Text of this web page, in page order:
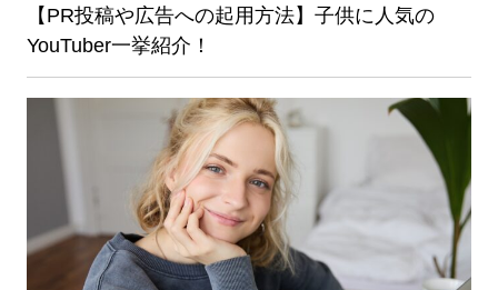
【PR投稿や広告への起用方法】子供に人気の
YouTuber一挙紹介！